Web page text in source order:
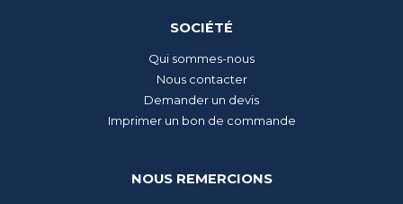
SOCIÉTÉ
Qui sommes-nous
Nous contacter
Demander un devis
Imprimer un bon de commande
NOUS REMERCIONS